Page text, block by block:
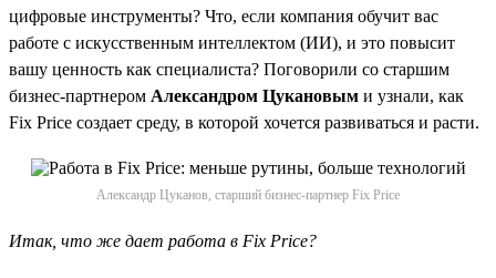
цифровые инструменты? Что, если компания обучит вас
работе с искусственным интеллектом (ИИ), и это повысит
вашу ценность как специалиста? Поговорили со старшим
бизнес-партнером Александром Цукановым и узнали, как
Fix Price создает среду, в которой хочется развиваться и расти.
Александр Цуканов, старший бизнес-партнер Fix Price
Итак, что же дает работа в Fix Price?